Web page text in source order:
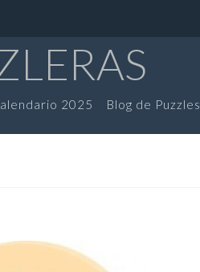
2025 Blog de Puzzles